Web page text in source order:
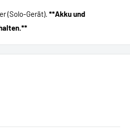
(Solo-Gerät). **Akku und